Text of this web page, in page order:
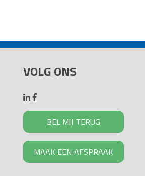
VOLG ONS
BEL MIJ TERUG
MAAK EEN AFSPRAAK